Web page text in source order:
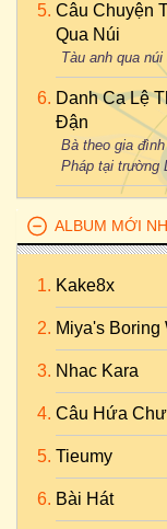
Câu Chuyện
Qua Núi
Tàu anh qua
Danh Ca Lệ
Đận
Bà theo gia
Pháp tại trường
ALBUM MỚI
Kake8x
Miya's Boring
Nhac Kara
Câu Hứa
Tieumy
Bài Hát